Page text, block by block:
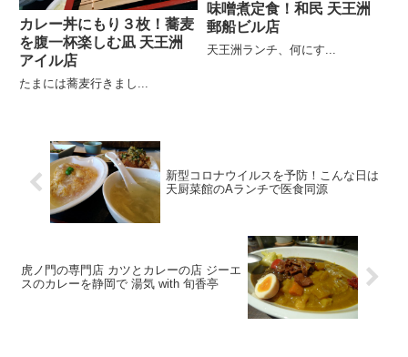
カレー丼にもり３枚！蕎麦
を腹一杯楽しむ凪 天王洲
アイル店
たまには蕎麦行きまし...
味噌煮定食！和民 天王洲
郵船ビル店
天王洲ランチ、何にす...
新型コロナウイルスを予防！こんな日は
天厨菜館のAランチで医食同源
虎ノ門の専門店 カツとカレーの店 ジーエ
スのカレーを静岡で 湯気 with 旬香亭